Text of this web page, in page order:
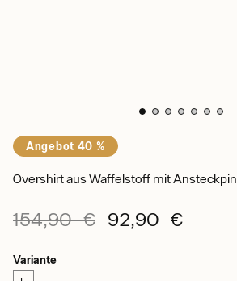
Angebot 40 %
Overshirt aus Waffelstoff mit Ansteckpin
154,90 € 92,90 €
Variante